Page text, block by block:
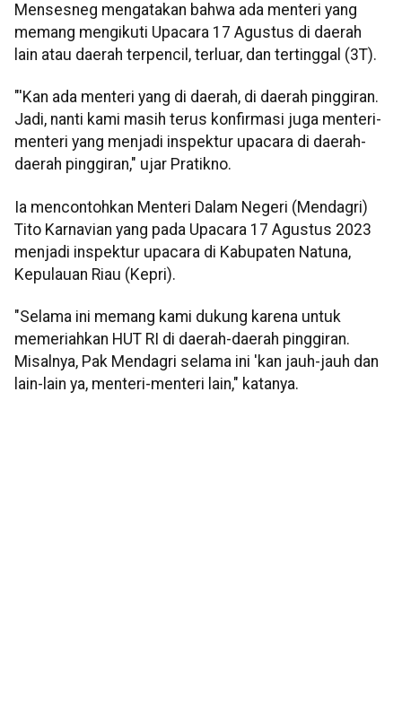
Mensesneg mengatakan bahwa ada menteri yang
memang mengikuti Upacara 17 Agustus di daerah
lain atau daerah terpencil, terluar, dan tertinggal (3T).
"'Kan ada menteri yang di daerah, di daerah pinggiran.
Jadi, nanti kami masih terus konfirmasi juga menteri-
menteri yang menjadi inspektur upacara di daerah-
daerah pinggiran," ujar Pratikno.
Ia mencontohkan Menteri Dalam Negeri (Mendagri)
Tito Karnavian yang pada Upacara 17 Agustus 2023
menjadi inspektur upacara di Kabupaten Natuna,
Kepulauan Riau (Kepri).
"Selama ini memang kami dukung karena untuk
memeriahkan HUT RI di daerah-daerah pinggiran.
Misalnya, Pak Mendagri selama ini 'kan jauh-jauh dan
lain-lain ya, menteri-menteri lain," katanya.